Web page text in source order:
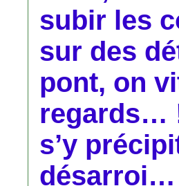
subir les
sur des
pont, on
regards…
s’y
désarroi…